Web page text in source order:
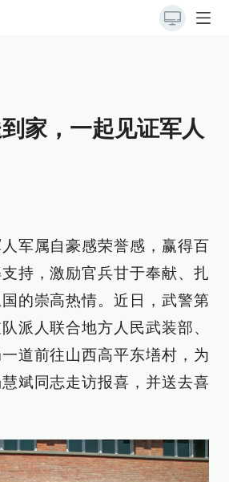
家，一起见证军人
军属自豪感荣誉感，赢得百
持，激励官兵甘于奉献、扎
的崇高热情。近日，武警第
派人联合地方人民武装部、
道前往山西高平东墡村，为
斌同志走访报喜，并送去喜